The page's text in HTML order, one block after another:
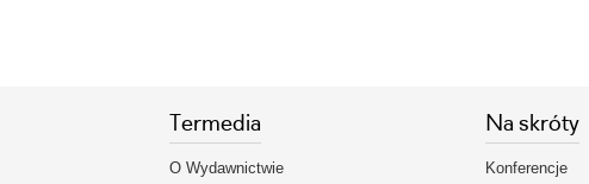
Termedia
O Wydawnictwie
Na skróty
Konferencje